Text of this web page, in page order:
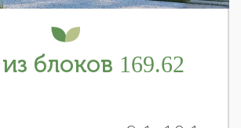
блоков 169.62